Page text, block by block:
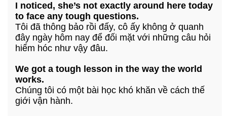
I noticed, she’s not exactly around here today
to face any tough questions.
Tôi đã thông bảo rồi đấy, cô ấy không ở quanh
đây ngày hôm nay để đối mặt với những câu hỏi
hiểm hóc như vậy đâu.
We got a tough lesson in the way the world
works.
Chúng tôi có một bài học khó khăn về cách thế
giới vận hành.